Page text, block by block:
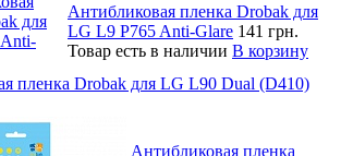
Антибликовая пленка Drobak для
LG L9 P765 Anti-Glare 141 грн.
Товар есть в наличии В корзину
пленка Drobak для LG L90 Dual (D410)
Антибликовая пленка